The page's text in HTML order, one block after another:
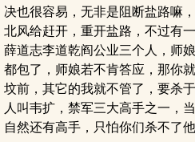
决也很容易，无非是阻断盐路嘛
北风给赶开，重开盐路，不过有
薛道志李道乾阎公业三个人，师
都包了，师娘若不肯答应，那你
坟前，其它的我就不管了，要杀
人叫韦扩，禁军三大高手之一，
自然还有高手，只怕你们杀不了